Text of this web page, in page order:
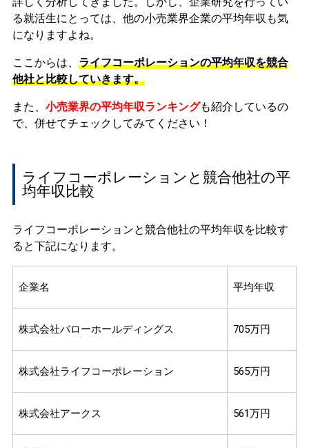
る就活生にとっては、他の小売業界企業の平均年収も気
になりますよね。
ここからは、 ライフコーポレーションの平均年収を競合
他社と比較していきます。
また、 小売業界の平均年収ランキングも紹介しているの
で、併せてチェックしてみてください！
ライフコーポレーションと競合他社の平
均年収比較
ライフコーポレーションと競合他社の平均年収を比較す
ると下記になります。
企業名 平均年収
株式会社バローホールディングス 705万円
株式会社ライフコーポレーション 565万円
株式会社アークス 561万円